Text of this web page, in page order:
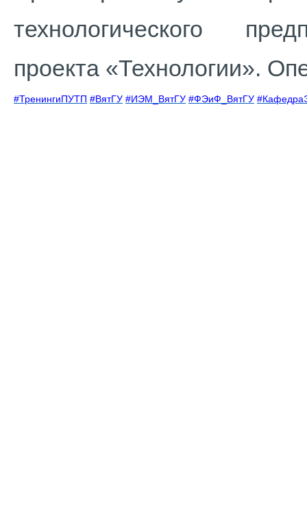
технологического
проекта «Технологии».
#ТренингиПУТП #ВятГУ #ИЭМ_ВятГУ #ФЭиФ_ВятГУ